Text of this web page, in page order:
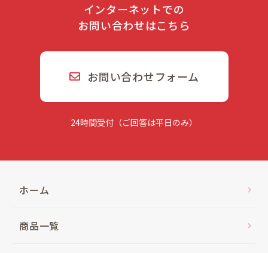
インターネットでの
お問い合わせはこちら
お問い合わせフォーム
24時間受付（ご回答は平日のみ）
ホーム
商品一覧